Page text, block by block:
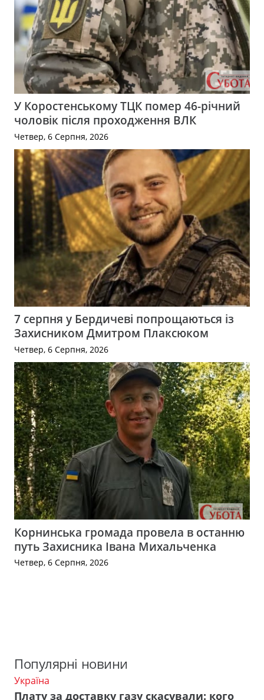
У Коростенському ТЦК помер 46-річний
чоловік після проходження ВЛК
Четвер, 6 Серпня, 2026
7 серпня у Бердичеві попрощаються із
Захисником Дмитром Плаксюком
Четвер, 6 Серпня, 2026
Корнинська громада провела в останню
путь Захисника Івана Михальченка
Четвер, 6 Серпня, 2026
Популярні новини
Україна
Плату за доставку газу скасували: кого